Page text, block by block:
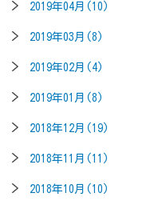
2019年04月(10)
2019年03月(8)
2019年02月(4)
2019年01月(8)
2018年12月(19)
2018年11月(11)
2018年10月(10)